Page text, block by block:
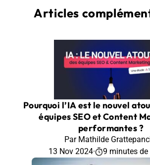
Articles
Pourquoi l’IA est le nouvel
équipes SEO et Content
performantes ?
Par Mathilde
13 Nov 2024· 9 minutes de